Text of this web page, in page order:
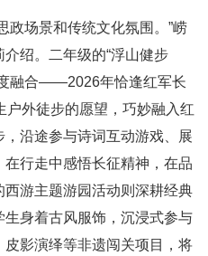
政场景和传统文化氛围。”崂
绍。二年级的“浮山健步
融合——2026年恰逢红军长
外徒步的愿望，巧妙融入红
沿途参与诗词互动游戏、展
行走中感悟长征精神，在品
游主题游园活动则深耕经典
身着古风服饰，沉浸式参与
影演绎等非遗闯关项目，将